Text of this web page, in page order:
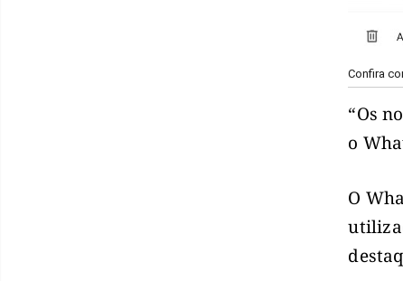
Confira
“Os
o
O